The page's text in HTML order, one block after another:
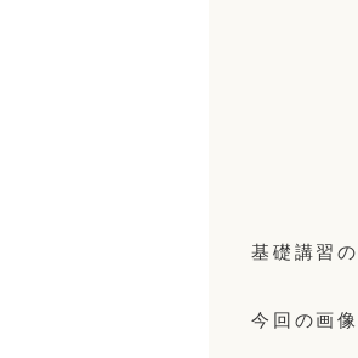
基礎講習
今回の画